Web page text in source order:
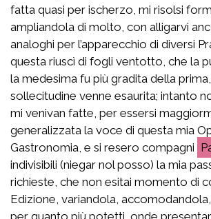
fatta quasi per ischerzo, mi risolsi
ampliandola di molto, con alligarvi
analoghi per l’apparecchio di diversi
questa riuscì di fogli ventotto, che la
la medesima fu più gradita della
sollecitudine venne esaurita; intanto
mi venivan fatte, per essersi
generalizzata la voce di questa mia
Gastronomia, e si resero compagni
indivisibili (niegar nol posso) la mia
richieste, che non esitai momento di
Edizione, variandola,
per quanto più potetti, onde